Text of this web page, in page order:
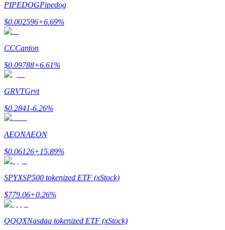
Zarabiać
PIPEDOGPipedog
$0.002596+6.69%
CCCanton
$0.09788+6.61%
GRVTGrvt
$0.2841-6.26%
AEONAEON
$0.06126+15.89%
SPYXSP500 tokenized ETF (xStock)
$779.06+0.26%
QQQXNasdaq tokenized ETF (xStock)